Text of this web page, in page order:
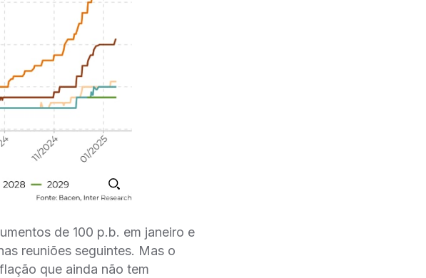
de 100 p.b. em janeiro e
reuniões seguintes. Mas o
que ainda não tem